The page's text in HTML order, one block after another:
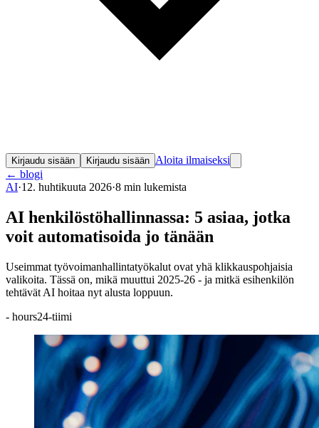
Kirjaudu sisään Kirjaudu sisään Aloita ilmaiseksi
← blogi
AI·12. huhtikuuta 2026·8 min lukemista
AI henkilöstöhallinnassa: 5 asiaa, jotka
voit automatisoida jo tänään
Useimmat työvoimanhallintatyökalut ovat yhä klikkauspohjaisia
valikoita. Tässä on, mikä muuttui 2025-26 - ja mitkä esihenkilön
tehtävät AI hoitaa nyt alusta loppuun.
- hours24-tiimi